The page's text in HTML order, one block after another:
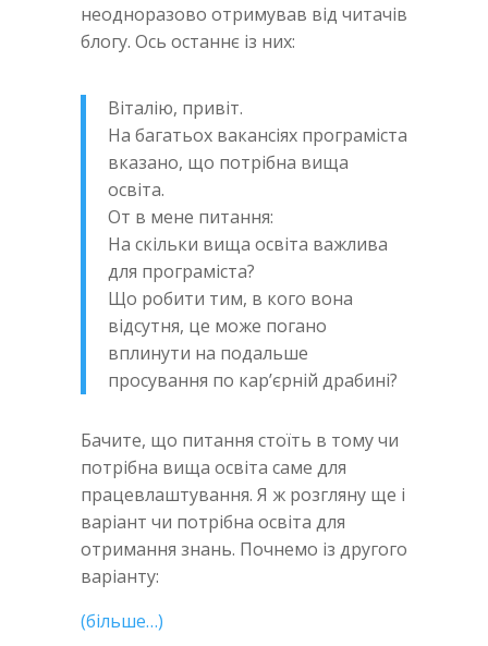
неодноразово отримував від читачів
блогу. Ось останнє із них:
Віталію, привіт.
На багатьох вакансіях програміста
вказано, що потрібна вища
освіта.
От в мене питання:
На скільки вища освіта важлива
для програміста?
Що робити тим, в кого вона
відсутня, це може погано
вплинути на подальше
просування по кар’єрній драбині?
Бачите, що питання стоїть в тому чи
потрібна вища освіта саме для
працевлаштування. Я ж розгляну ще і
варіант чи потрібна освіта для
отримання знань. Почнемо із другого
варіанту:
(більше…)